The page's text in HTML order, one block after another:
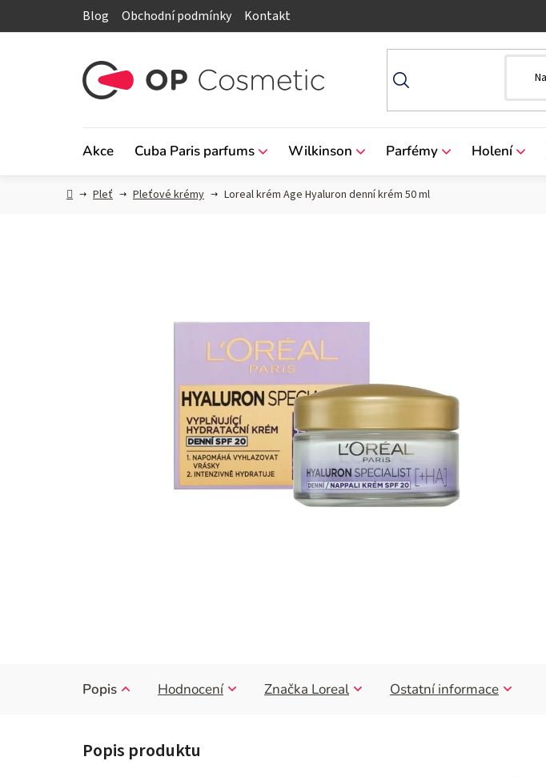
Blog Obchodní podmínky Kontakt
Akce Cuba Paris parfums Wilkinson Parfémy Holení
DomůPleť Pleťové krémy Loreal krém Age Hyaluron denní krém 50 ml
Popis Hodnocení Značka Loreal Ostatní informace